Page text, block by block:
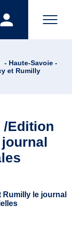
- Haute-Savoie -
et Rumilly
/Edition
le journal